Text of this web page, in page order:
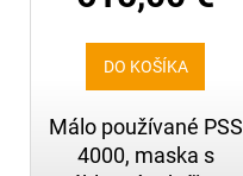
DO KOŠÍKA
Málo používané PSS
4000, maska s